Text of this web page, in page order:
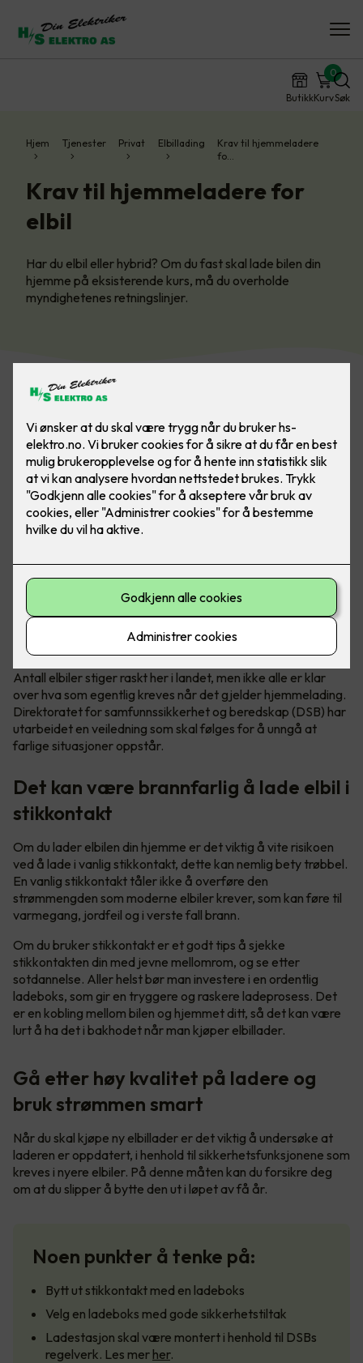
ButikkKurv
0
Søk
Hjem Tjenester Privat Elbillading
Krav til hjemmeladere
fo…
Krav til hjemmeladere for
elbil
Har du elbil eller hybrid? Om du fast skal lade bilen din
hjemme på eksisterende kurs, må du overholde
myndighetenes retningslinjer.
Hva krever en hjemmelader?
Antall elbiler stiger raskt her i landet, men ikke alle er klar
over hva som egentlig kreves når det gjelder hjemmelading.
Direktoratet for samfunnssikkerhet og beredskap (DSB) har
utarbeidet en veiledning som skal følges for å unngå at
farlige situasjoner oppstår.
Det kan være brannfarlig å lade elbil i
stikkontakt
Om du lader elbilen din hjemme er det viktig å vite risikoen
ved å lade i vanlig stikkontakt, dette kan nemlig bety trøbbel.
En vanlig stikkontakt tåler ikke å overføre den
strømmengden som moderne elbiler krever, som kan føre til
varmegang, jordfeil og i verste fall brann.
Om du bruker stikkontakt er et godt tips å sjekke
stikkontakten din med jevne mellomrom, og se etter
sotdannelse. Aller helst bør man investere i en ordentlig
ladeboks, som gir en tryggere og raskere ladeprosess. Det
er en kobling mellom bilen og hjemmet ditt, så det kan være
lurt å ha det i bakhodet når man kjøper elbillader.
Gå etter høy kvalitet på ladere og
bruk strømmen smart
Når du skal kjøpe ny elbillader er det viktig å undersøke at
laderen er oppdatert, i henhold til sikkerhetsfunksjonene som
kreves i nyere elbiler. På denne måten kan du forsikre deg
om at du slipper å bytte den ut i løpet av få år.
Noen punkter å tenke på:
Bytt ut stikkontakt med en ladeboks
Velg en ladeboks med gode sikkerhetstiltak
Ladestasjon skal være montert i henhold til DSBs
regelverk. Les mer her.